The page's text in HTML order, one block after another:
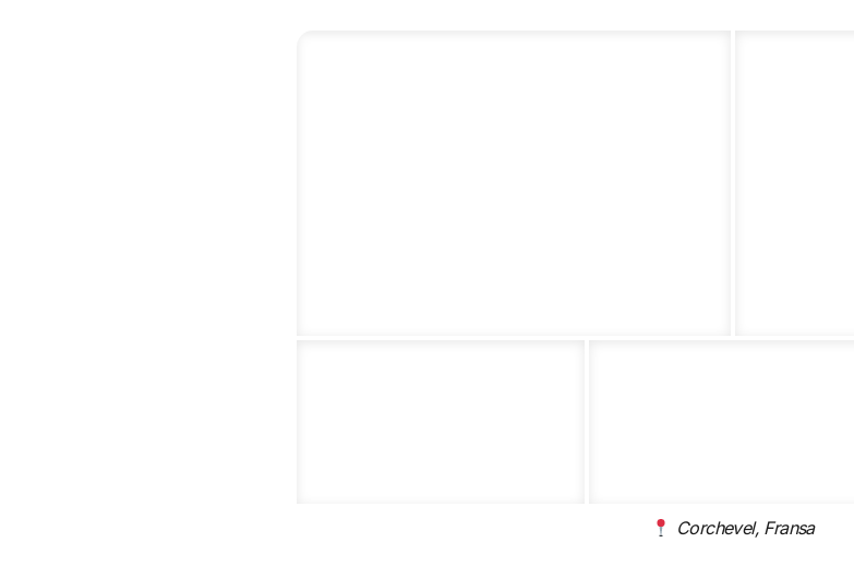
Corchevel, Fransa